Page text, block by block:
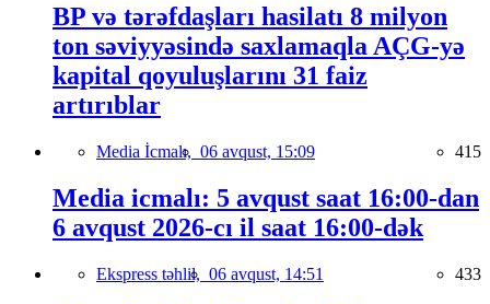
BP və tərəfdaşları hasilatı 8 milyon
ton səviyyəsində saxlamaqla AÇG-yə
kapital qoyuluşlarını 31 faiz
artırıblar
Media İcmalı, 06 avqust, 15:09 415
Media icmalı: 5 avqust saat 16:00-dan
6 avqust 2026-cı il saat 16:00-dək
Ekspress təhlil, 06 avqust, 14:51 433